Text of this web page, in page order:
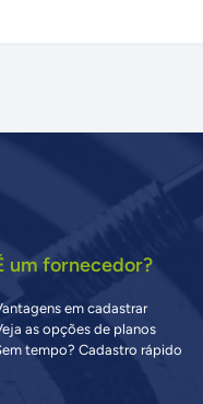
um fornecedor?
em cadastrar
as opções de planos
tempo? Cadastro rápido